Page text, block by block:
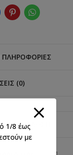
ΠΛΗΡΟΦΟΡΊΕΣ
(0)
& ΠΑΡΆΔΟΣΗ
1/8 έως
με